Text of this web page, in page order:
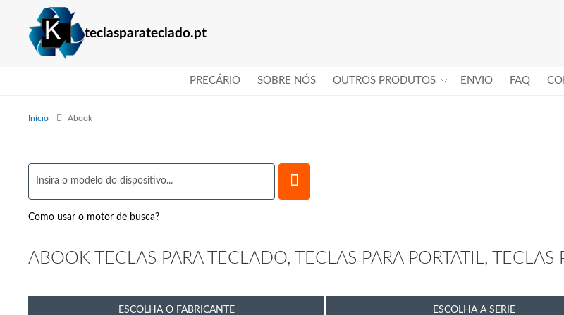
teclasparateclado.pt
PRECÁRIO SOBRE NÓS OUTROS PRODUTOS ENVIO FAQ
Início Abook
Como usar o motor de busca?
ABOOK TECLAS PARA TECLADO, TECLAS PARA PORTATIL, TECLAS
ESCOLHA O FABRICANTE ESCOLHA A SERIE